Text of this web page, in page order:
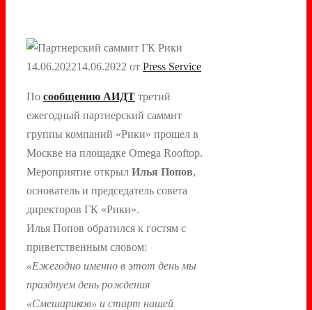
14.06.202214.06.2022 от Press Service
По сообщению АИДТ третий
ежегодный партнерский саммит
группы компаний «Рики» прошел в
Москве на площадке Omega Rooftop.
Мероприятие открыл Илья Попов,
основатель и председатель совета
директоров ГК «Рики».
Илья Попов обратился к гостям с
приветственным словом:
«Ежегодно именно в этот день мы
празднуем день рождения
«Смешариков» и старт нашей